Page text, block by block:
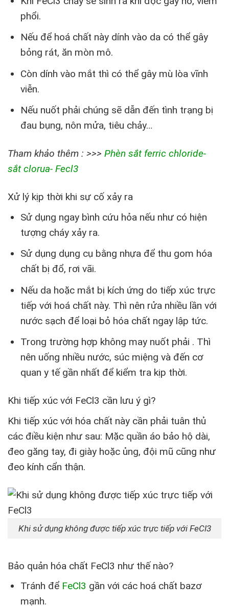
phổi.
Nếu để hoá chất này dính vào da có thể gây
bỏng rát, ăn mòn mô.
Còn dính vào mắt thì có thể gây mù lòa vĩnh
viễn.
Nếu nuốt phải chúng sẽ dẫn đến tình trạng bị
đau bụng, nôn mửa, tiêu chảy…
Tham khảo thêm : >>> Phèn sắt ferric chloride-
sắt clorua- Fecl3
Xử lý kịp thời khi sự cố xảy ra
Sử dụng ngay bình cứu hỏa nếu như có hiện
tượng cháy xảy ra.
Sử dụng dụng cụ bằng nhựa để thu gom hóa
chất bị đổ, rơi vãi.
Nếu da hoặc mắt bị kích ứng do tiếp xúc trực
tiếp với hoá chất này. Thì nên rửa nhiều lần với
nước sạch để loại bỏ hóa chất ngay lập tức.
Trong trường hợp không may nuốt phải . Thì
nên uống nhiều nước, súc miệng và đến cơ
quan y tế gần nhất để kiểm tra kịp thời.
Khi tiếp xúc với FeCl3 cần lưu ý gì?
Khi tiếp xúc với hóa chất này cần phải tuân thủ
các điều kiện như sau: Mặc quần áo bảo hộ dài,
đeo găng tay, đi giày hoặc ủng, đội mũ cũng như
đeo kính cẩn thận.
Khi sử dụng không được tiếp xúc trực tiếp với FeCl3
Bảo quản hóa chất FeCl3 như thế nào?
Tránh để FeCl3 gần với các hoá chất bazơ
mạnh.